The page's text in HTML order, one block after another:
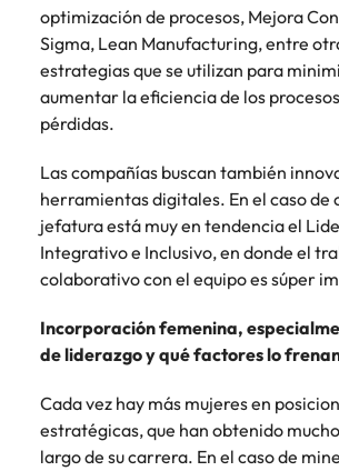
optimización de procesos, Mejora
Sigma, Lean Manufacturing, entre
estrategias que se utilizan para
aumentar la eficiencia de los
pérdidas.
Las compañías buscan también
herramientas digitales. En el caso de
jefatura está muy en tendencia el
Integrativo e Inclusivo, en donde el
colaborativo con el equipo es súper
Incorporación femenina,
de liderazgo y qué factores lo
Cada vez hay más mujeres en
estratégicas, que han obtenido
largo de su carrera. En el caso de